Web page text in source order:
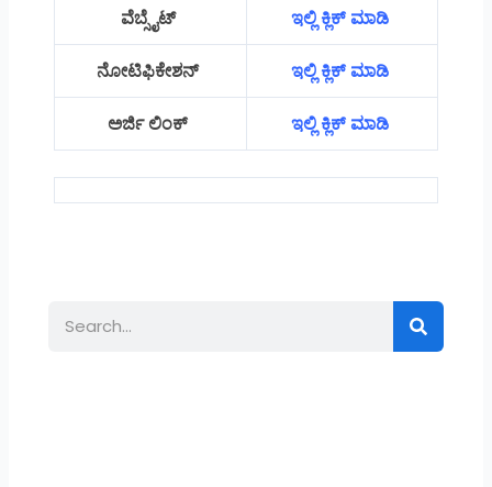
ವೆಬ್ಸೈಟ್ ಇಲ್ಲಿ ಕ್ಲಿಕ್ ಮಾಡಿ
ನೋಟಿಫಿಕೇಶನ್ ಇಲ್ಲಿ ಕ್ಲಿಕ್ ಮಾಡಿ
ಅರ್ಜಿ ಲಿಂಕ್ ಇಲ್ಲಿ ಕ್ಲಿಕ್ ಮಾಡಿ
Search